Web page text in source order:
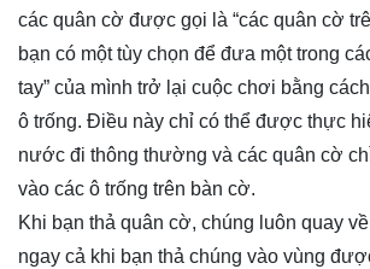
các quân cờ được gọi là “các quân cờ
bạn có một tùy chọn để đưa một trong
tay” của mình trở lại cuộc chơi bằng cách
ô trống. Điều này chỉ có thể được thực
nước đi thông thường và các quân cờ
vào các ô trống trên bàn cờ.
Khi bạn thả quân cờ, chúng luôn quay
ngay cả khi bạn thả chúng vào vùng